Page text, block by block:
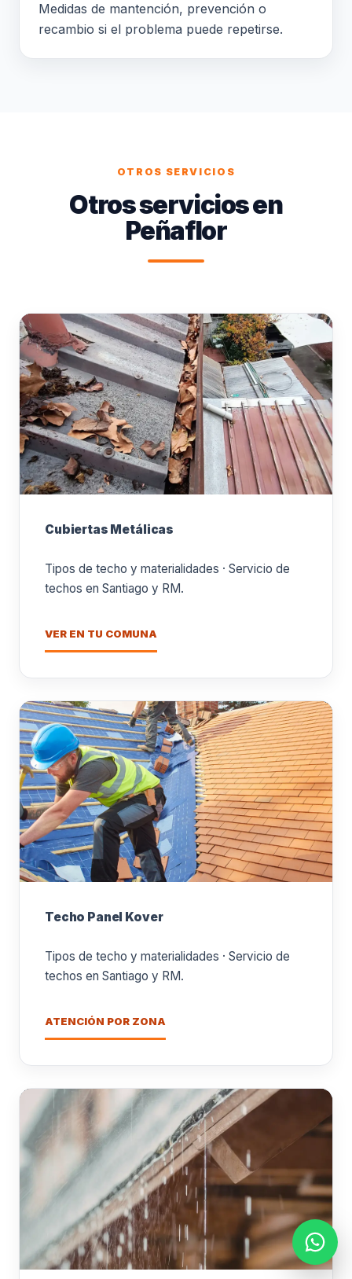
Medidas de mantención, prevención o
recambio si el problema puede repetirse.
OTROS SERVICIOS
Otros servicios en
Peñaflor
Cubiertas Metálicas
Tipos de techo y materialidades · Servicio de
techos en Santiago y RM.
VER EN TU COMUNA
Techo Panel Kover
Tipos de techo y materialidades · Servicio de
techos en Santiago y RM.
ATENCIÓN POR ZONA